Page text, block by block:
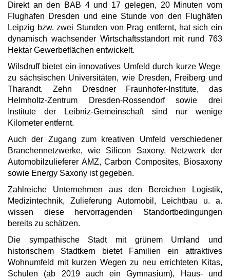
Direkt an den BAB 4 und 17 gelegen, 20 Minuten vom
Flughafen Dresden und eine Stunde von den Flughäfen
Leipzig bzw. zwei Stunden von Prag entfernt, hat sich ein
dynamisch wachsender Wirtschaftsstandort mit rund 763
Hektar Gewerbeflächen entwickelt.
Wilsdruff bietet ein innovatives Umfeld durch kurze Wege
zu sächsischen Universitäten, wie Dresden, Freiberg und
Tharandt. Zehn Dresdner Fraunhofer-Institute, das
Helmholtz-Zentrum Dresden-Rossendorf sowie drei
Institute der Leibniz-Gemeinschaft sind nur wenige
Kilometer entfernt.
Auch der Zugang zum kreativen Umfeld verschiedener
Branchennetzwerke, wie Silicon Saxony, Netzwerk der
Automobilzulieferer AMZ, Carbon Composites, Biosaxony
sowie Energy Saxony ist gegeben.
Zahlreiche Unternehmen aus den Bereichen Logistik,
Medizintechnik, Zulieferung Automobil, Leichtbau u. a.
wissen diese hervorragenden Standortbedingungen
bereits zu schätzen.
Die sympathische Stadt mit grünem Umland und
historischem Stadtkern bietet Familien ein attraktives
Wohnumfeld mit kurzen Wegen zu neu errichteten Kitas,
Schulen (ab 2019 auch ein Gymnasium), Haus- und